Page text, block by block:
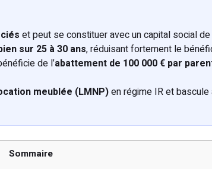
et peut se constituer avec un capital social de
sur 25 à 30 ans, réduisant fortement le
de l’abattement de 100 000 € par
meublée (LMNP)en régime IR et
Sommaire